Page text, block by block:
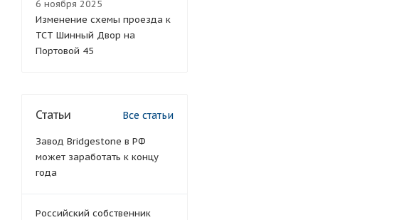
6 ноября 2025
Изменение схемы проезда к
ТСТ Шинный Двор на
Портовой 45
Статьи Все статьи
Завод Bridgestone в РФ
может заработать к концу
года
Российский собственник